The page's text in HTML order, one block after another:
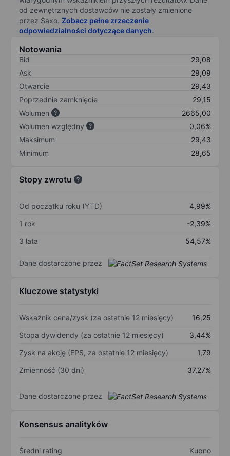
od zewnętrznych dostawców nie zostały zmienione
przez Saxo. Zobacz pełne zrzeczenie
odpowiedzialności dotyczące danych.
Notowania
Bid
29,08
Ask
29,09
Otwarcie
29,43
Poprzednie zamknięcie
29,15
Wolumen
2665,00
Wolumen względny
0,06%
Maksimum
29,43
Minimum
28,65
Stopy zwrotu
Od początku roku (YTD)
4,99%
1 rok
-2,39%
3 lata
54,57%
Dane dostarczone przez
Kluczowe statystyki
Wskaźnik cena/zysk (za ostatnie 12 miesięcy)
16,25
Stopa dywidendy (za ostatnie 12 miesięcy)
3,44%
Zysk na akcję (EPS, za ostatnie 12 miesięcy)
1,79
Zmienność (30 dni)
37,27%
Dane dostarczone przez
Konsensus analityków
Średni rating Kupno